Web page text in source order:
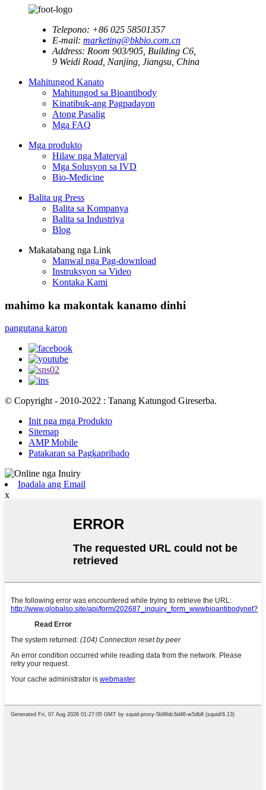
Telepono: +86 025 58501357
E-mail: marketing@bkbio.com.cn
Address: Room 903/905, Building C6,
9 Weidi Road, Nanjing, Jiangsu, China
Mahitungod Kanato
Mahitungod sa Bioantibody
Kinatibuk-ang Pagpadayon
Atong Pasalig
Mga FAQ
Mga produkto
Hilaw nga Materyal
Mga Solusyon sa IVD
Bio-Medicine
Balita ug Press
Balita sa Kompanya
Balita sa Industriya
Blog
Makatabang nga Link
Manwal nga Pag-download
Instruksyon sa Video
Kontaka Kami
mahimo ka makontak kanamo dinhi
pangutana karon
© Copyright - 2010-2022 : Tanang Katungod Gireserba.
Init nga mga Produkto
Sitemap
AMP Mobile
Patakaran sa Pagkapribado
Ipadala ang Email
x